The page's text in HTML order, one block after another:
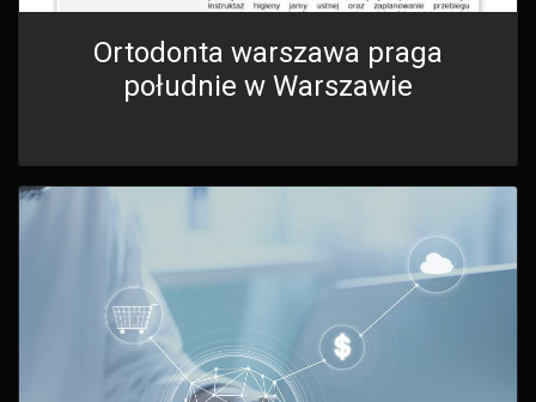
Ortodonta warszawa praga
południe w Warszawie